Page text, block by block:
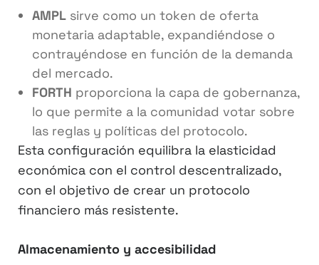
AMPL sirve como un token de oferta
monetaria adaptable, expandiéndose o
contrayéndose en función de la demanda
del mercado.
FORTH proporciona la capa de gobernanza,
lo que permite a la comunidad votar sobre
las reglas y políticas del protocolo.
Esta configuración equilibra la elasticidad
económica con el control descentralizado,
con el objetivo de crear un protocolo
financiero más resistente.
Almacenamiento y accesibilidad